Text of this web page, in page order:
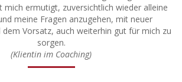
mich ermutigt, zuversichtlich wieder alleine
meine Fragen anzugehen, mit neuer
dem Vorsatz, auch weiterhin gut für mich zu
sorgen.
(Klientin im Coaching)